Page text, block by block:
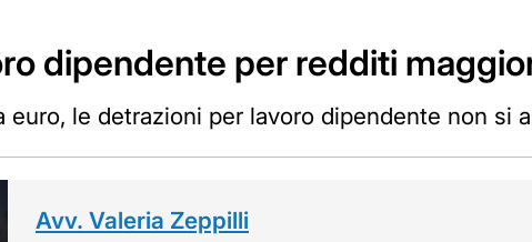
dipendente per redditi
euro, le detrazioni per lavoro dipendente non si
Avv. Valeria Zeppilli